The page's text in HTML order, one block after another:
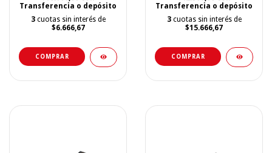
Transferencia o depósito
3 cuotas sin interés de
$6.666,67
COMPRAR
Transferencia o depósito
3 cuotas sin interés de
$15.666,67
COMPRAR